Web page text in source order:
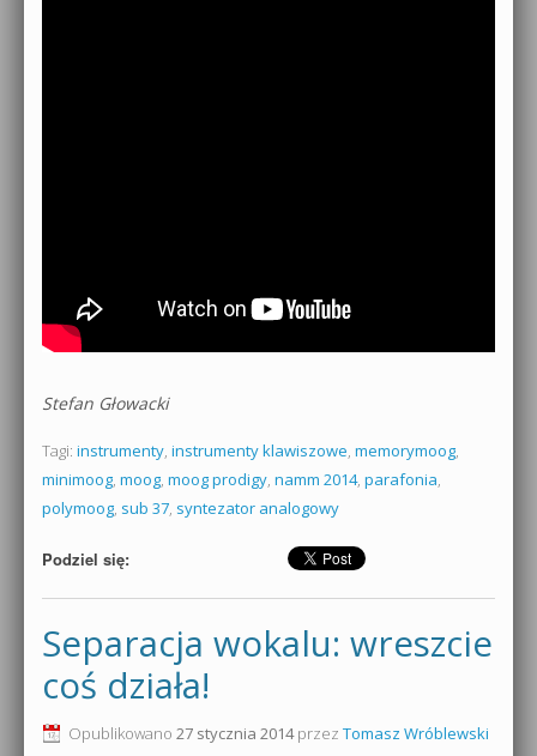
Stefan Głowacki
Tagi: instrumenty, instrumenty klawiszowe, memorymoog,
minimoog, moog, moog prodigy, namm 2014, parafonia,
polymoog, sub 37, syntezator analogowy
Podziel się:
Separacja wokalu: wreszcie
coś działa!
Opublikowano 27 stycznia 2014przez Tomasz Wróblewski